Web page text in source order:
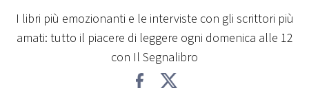
PLAYLIST
I libri più emozionanti e le interviste con gli scrittori più
amati: tutto il piacere di leggere ogni domenica alle 12
con Il Segnalibro